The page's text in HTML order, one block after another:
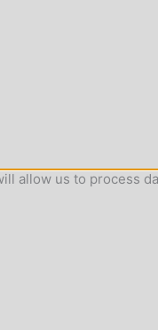
allow us to process